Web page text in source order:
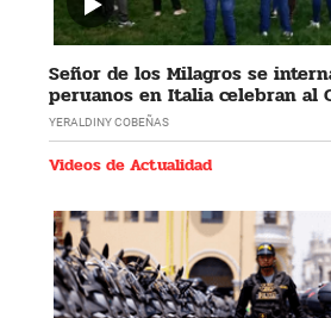
Señor de los Milagros se
peruanos en Italia celebran al
YERALDINY COBEÑAS
Videos de Actualidad